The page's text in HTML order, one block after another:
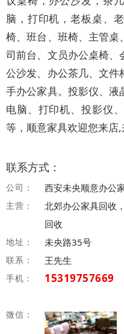
脑，打印机，老板桌、
椅、班台、班椅、主管
司前台、文员办公桌椅
公沙发、办公茶几、文
手办公家具。投影仪、
电脑、打印机、投影仪
等，顺意家具欢迎您来店,
联系方式：
公司： 西安未央顺意办公
主营：
北郊办公家具回收
回收
地址： 未央路35号
联系： 王先生
手机： 15319757669
微信：